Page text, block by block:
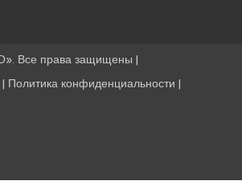
Все права защищены |
| Политика конфиденциальности |